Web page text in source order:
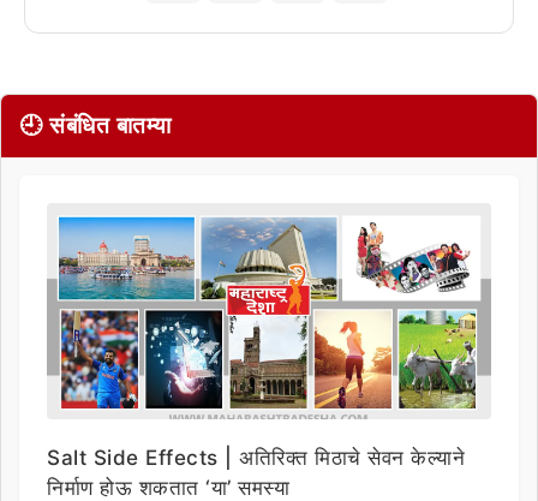
🕘 संबंधित बातम्या
Salt Side Effects | अतिरिक्त मिठाचे सेवन केल्याने
निर्माण होऊ शकतात ‘या’ समस्या